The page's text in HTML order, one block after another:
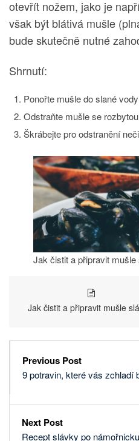
otevřít nožem, jako je
však být blátivá mušle
bude skutečně nutné
Shrnutí:
Ponořte mušle do slané vody
Odstraňte mušle se
Škrábejte pro odstranění
Jak čistit a připravit
Jak čistit a připravit mušle
Previous Post
9 potravin, které vás zchladí
Next Post
Recept slávky po